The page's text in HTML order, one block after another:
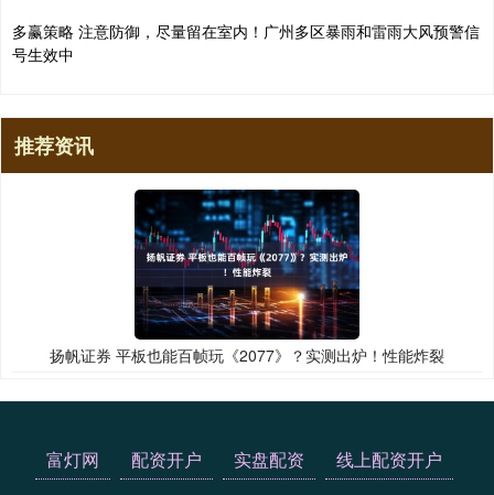
多赢策略 注意防御，尽量留在室内！广州多区暴雨和雷雨大风预警信
号生效中
推荐资讯
扬帆证券 平板也能百帧玩《2077》？实测出炉！性能炸裂
富灯网 配资开户 实盘配资 线上配资开户